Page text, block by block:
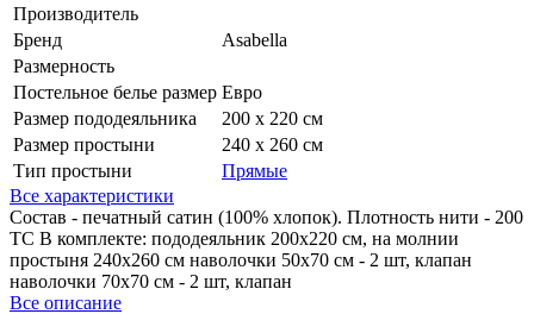
Производитель
Бренд
Asabella
Размерность
Постельное белье размер Евро
Размер пододеяльника
200 х 220 см
Размер простыни
240 х 260 см
Тип простыни
Прямые
Все характеристики
Состав - печатный сатин (100% хлопок). Плотность нити - 200
ТС В комплекте: пододеяльник 200х220 см, на молнии
простыня 240х260 см наволочки 50х70 см - 2 шт, клапан
наволочки 70х70 см - 2 шт, клапан
Все описание